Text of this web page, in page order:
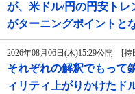
が、米ドル/円の円安トレ
がターニングポイントと
2026年08月06日(木)15:29公開 [
それぞれの解釈でもって
ィリティ上がりかけたド